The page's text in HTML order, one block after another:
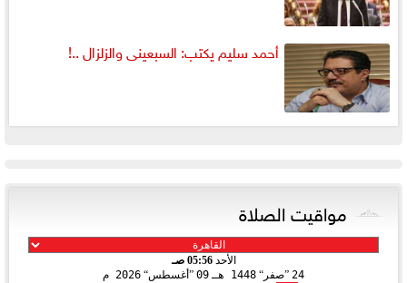
أحمد سليم يكتب: السبعينى والزلزال ..!
مواقيت الصلاة
الأحد05:56 صـ
24 صفر 1448 هـ 09 أغسطس 2026 م